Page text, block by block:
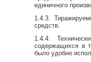
единичного
1.4.3.
средств.
1.4.4.
содержащихся в
было удобно